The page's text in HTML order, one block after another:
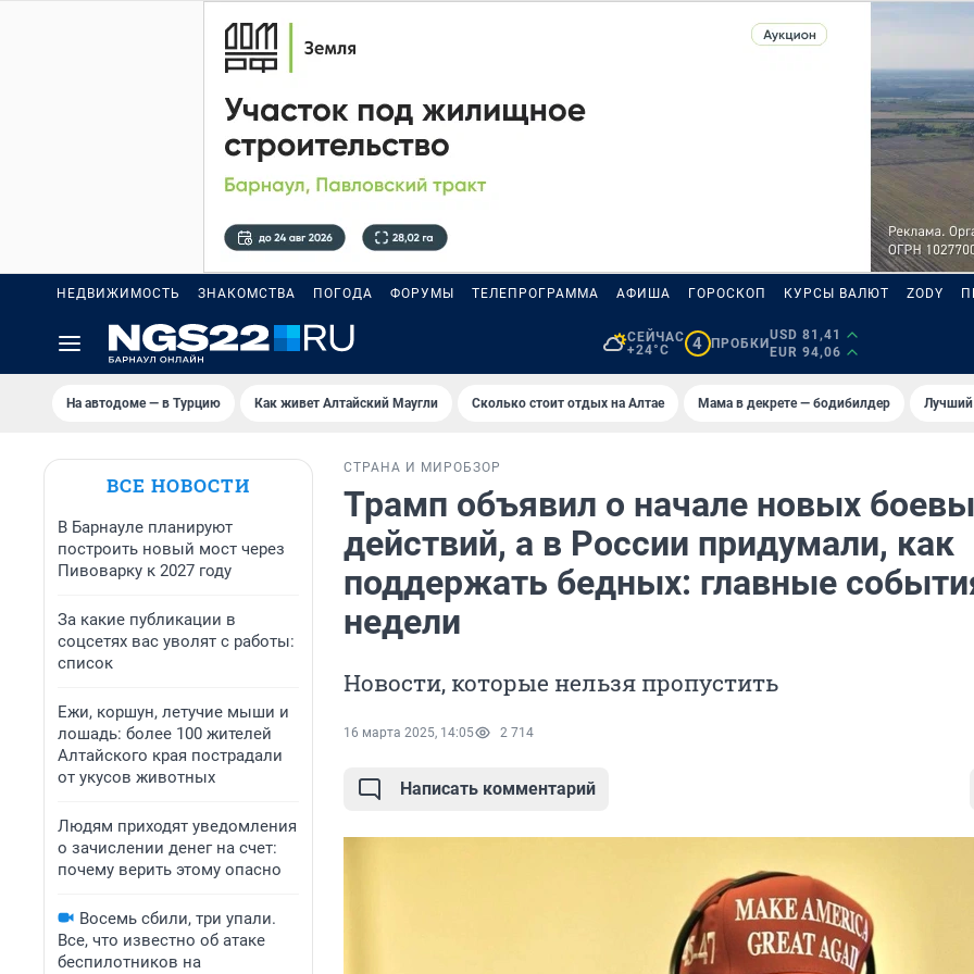
НЕДВИЖИМОСТЬ ЗНАКОМСТВА ПОГОДА ФОРУМЫ ТЕЛЕПРОГРАММА АФИША ГОРОСКОП КУРСЫ ВАЛЮТ ZODY
СЕЙЧАС
+24°C
4 ПРОБКИ
USD 81,41
EUR 94,06
На автодоме — в Турцию Как живет Алтайский Маугли Сколько стоит отдых на Алтае Мама в декрете — бодибилдер
ВСЕ НОВОСТИ
В Барнауле планируют
построить новый мост через
Пивоварку к 2027 году
За какие публикации в
соцсетях вас уволят с работы:
список
Ежи, коршун, летучие мыши и
лошадь: более 100 жителей
Алтайского края пострадали
от укусов животных
Людям приходят уведомления
о зачислении денег на счет:
почему верить этому опасно
Восемь сбили, три упали.
Все, что известно об атаке
беспилотников на
СТРАНА И МИРОБЗОР
Трамп объявил о начале новых
действий, а в России придумали, как
поддержать бедных: главные
недели
Новости, которые нельзя пропустить
16 марта 2025, 14:05 2 714
Написать комментарий